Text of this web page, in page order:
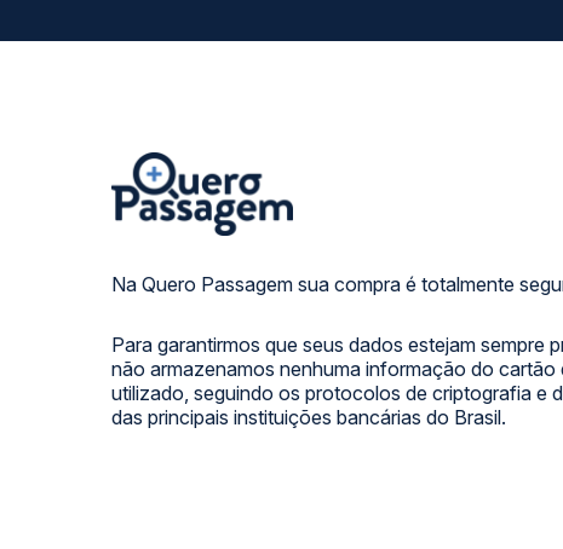
Na Quero Passagem sua compra é totalmente
Para garantirmos que seus dados estejam sempre
não armazenamos nenhuma informação do cartão
utilizado, seguindo os protocolos de criptografia e
das principais instituições bancárias do Brasil.